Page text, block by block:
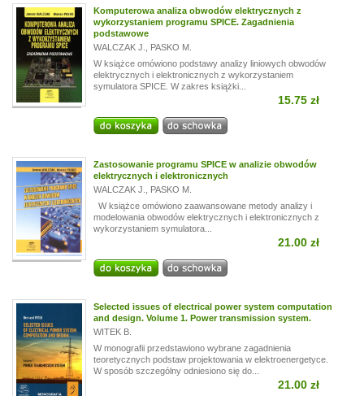
Komputerowa analiza obwodów elektrycznych z
wykorzystaniem programu SPICE. Zagadnienia
podstawowe
WALCZAK J.
PASKO M.
W książce omówiono podstawy analizy liniowych obwodów
elektrycznych i elektronicznych z wykorzystaniem
symulatora SPICE. W zakres książki...
15.75 zł
Zastosowanie programu SPICE w analizie obwodów
elektrycznych i elektronicznych
WALCZAK J.
PASKO M.
W książce omówiono zaawansowane metody analizy i
modelowania obwodów elektrycznych i elektronicznych z
wykorzystaniem symulatora...
21.00 zł
Selected issues of electrical power system computation
and design. Volume 1. Power transmission system.
WITEK B.
W monografii przedstawiono wybrane zagadnienia
teoretycznych podstaw projektowania w elektroenergetyce.
W sposób szczególny odniesiono się do...
21.00 zł